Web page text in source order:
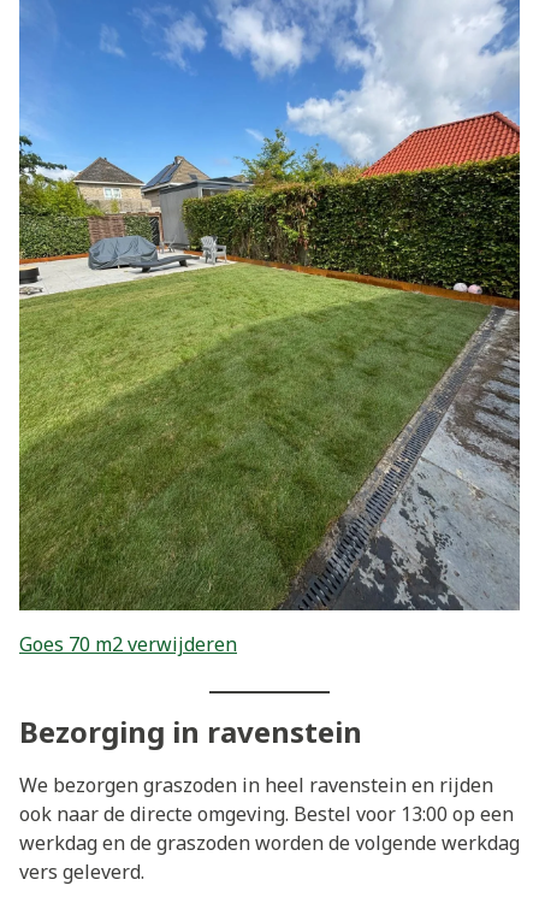
Goes 70 m2 verwijderen
Bezorging in ravenstein
We bezorgen graszoden in heel ravenstein en rijden
ook naar de directe omgeving. Bestel voor 13:00 op een
werkdag en de graszoden worden de volgende werkdag
vers geleverd.